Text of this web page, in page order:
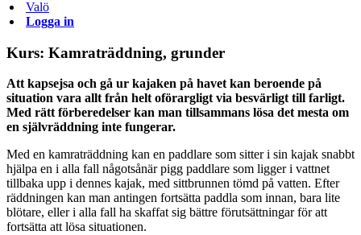
Valö
Logga in
Kurs: Kamraträddning, grunder
Att kapsejsa och gå ur kajaken på havet kan beroende på
situation vara allt från helt oförargligt via besvärligt till farligt.
Med rätt förberedelser kan man tillsammans lösa det mesta om
en självräddning inte fungerar.
Med en kamraträddning kan en paddlare som sitter i sin kajak snabbt
hjälpa en i alla fall någotsånär pigg paddlare som ligger i vattnet
tillbaka upp i dennes kajak, med sittbrunnen tömd på vatten. Efter
räddningen kan man antingen fortsätta paddla som innan, bara lite
blötare, eller i alla fall ha skaffat sig bättre förutsättningar för att
fortsätta att lösa situationen.